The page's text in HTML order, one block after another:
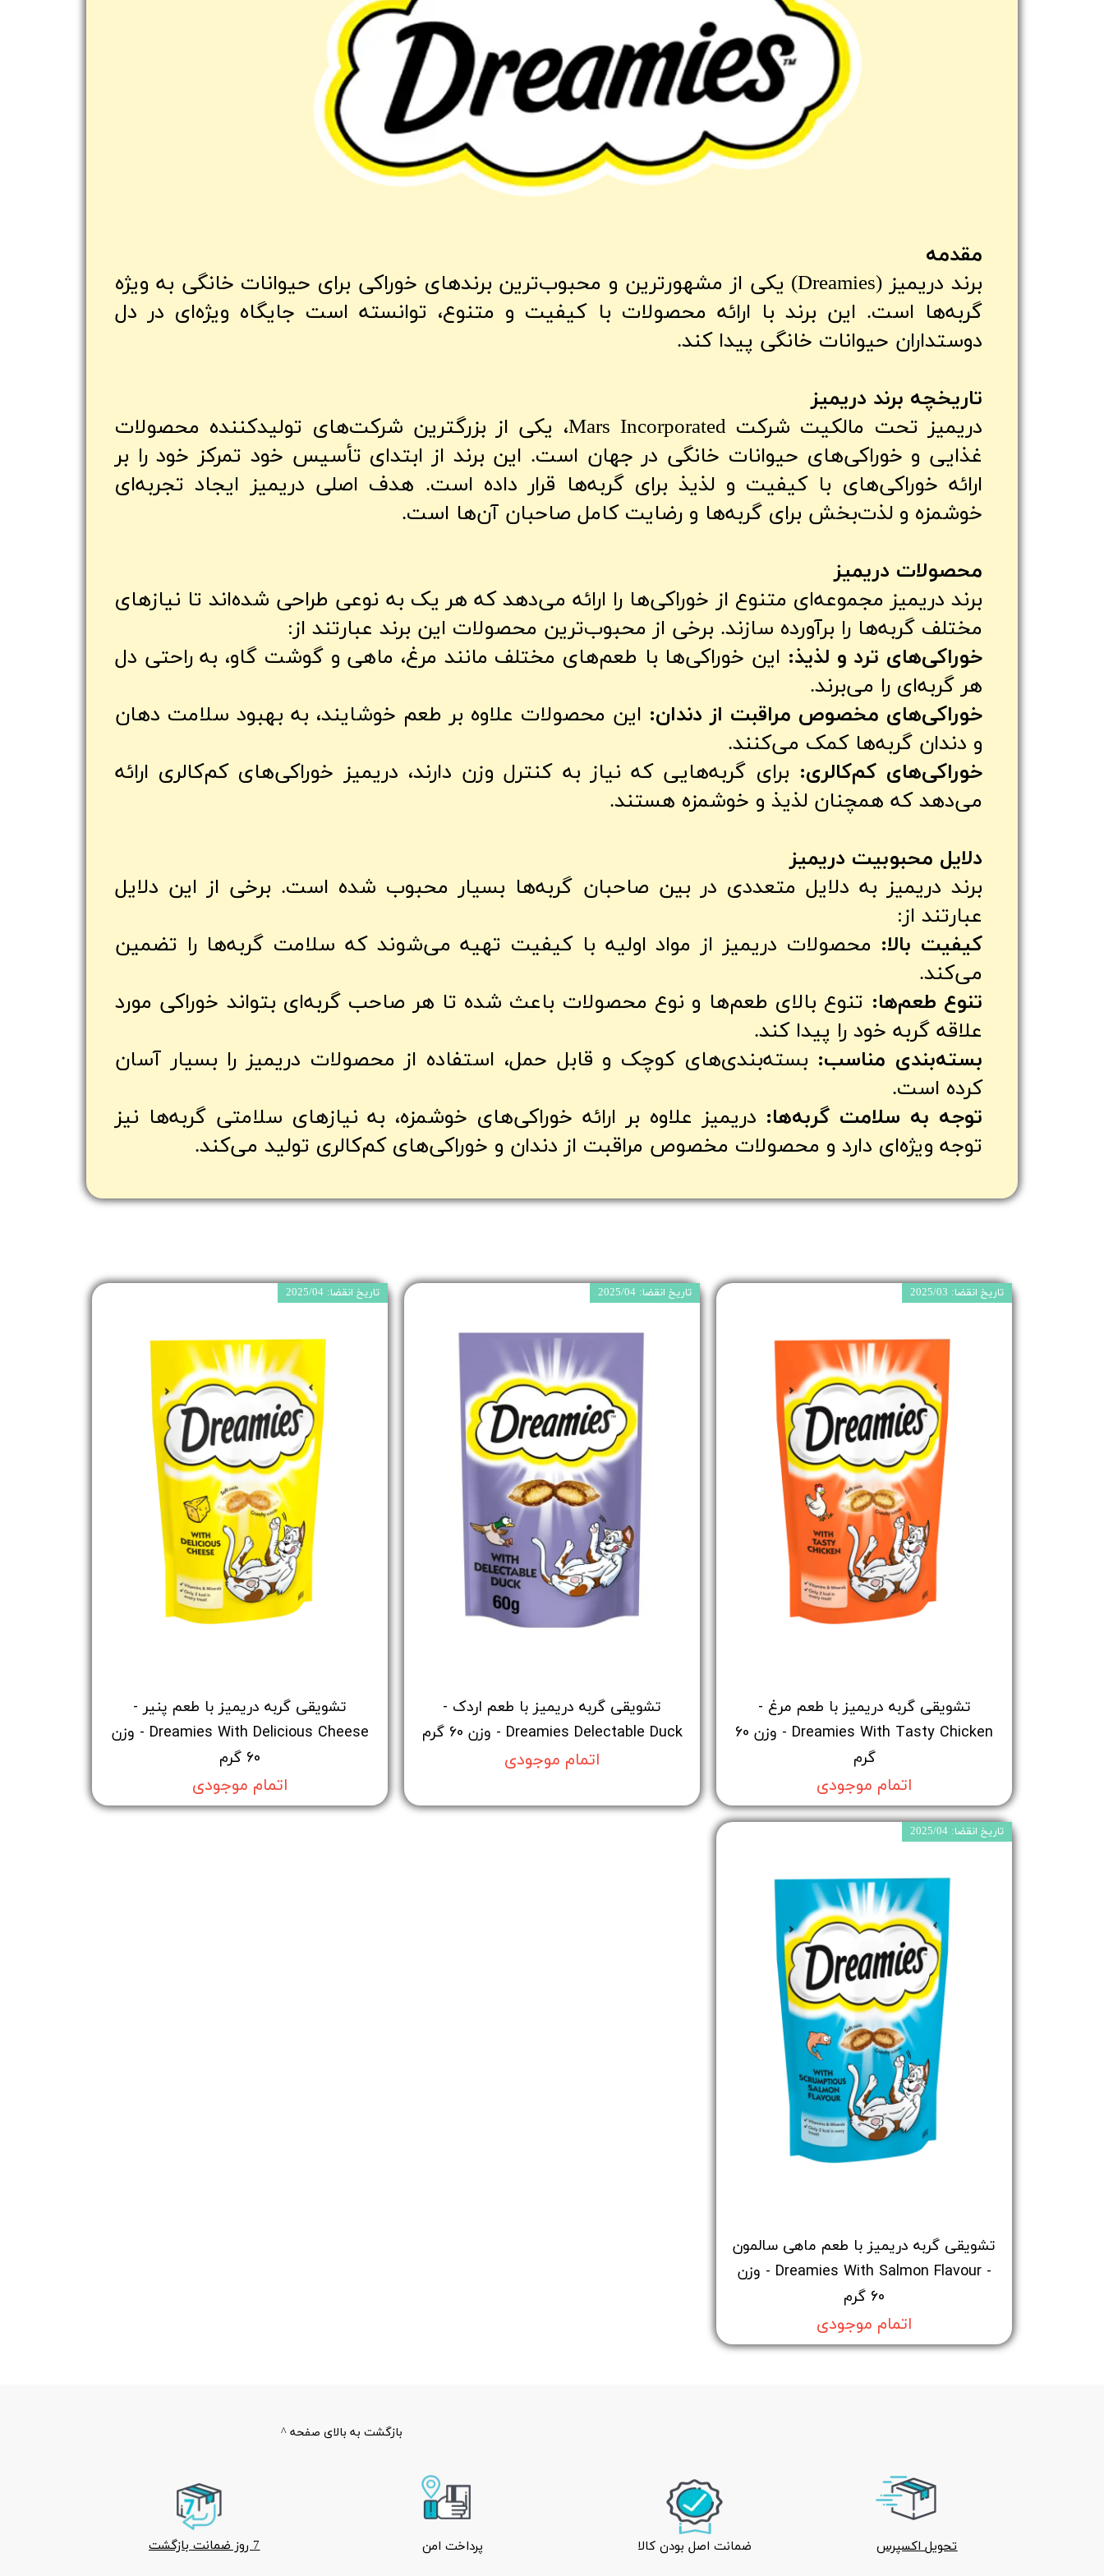
مقدمه
برند دریمیز (Dreamies) یکی از مشهورترین و محبوب‌ترین برندهای خوراکی برای حیوانات خانگی به ویژه
گربه‌ها است. این برند با ارائه محصولات با کیفیت و متنوع، توانسته است جایگاه ویژه‌ای در دل
دوستداران حیوانات خانگی پیدا کند.
تاریخچه برند دریمیز
دریمیز تحت مالکیت شرکت Mars Incorporated، یکی از بزرگترین شرکت‌های تولیدکننده محصولات
غذایی و خوراکی‌های حیوانات خانگی در جهان است. این برند از ابتدای تأسیس خود تمرکز خود را بر
ارائه خوراکی‌های با کیفیت و لذیذ برای گربه‌ها قرار داده است. هدف اصلی دریمیز ایجاد تجربه‌ای
خوشمزه و لذت‌بخش برای گربه‌ها و رضایت کامل صاحبان آن‌ها است.
محصولات دریمیز
برند دریمیز مجموعه‌ای متنوع از خوراکی‌ها را ارائه می‌دهد که هر یک به نوعی طراحی شده‌اند تا نیازهای
مختلف گربه‌ها را برآورده سازند. برخی از محبوب‌ترین محصولات این برند عبارتند از:
خوراکی‌های ترد و لذیذ: این خوراکی‌ها با طعم‌های مختلف مانند مرغ، ماهی و گوشت گاو، به راحتی دل
هر گربه‌ای را می‌برند.
خوراکی‌های مخصوص مراقبت از دندان: این محصولات علاوه بر طعم خوشایند، به بهبود سلامت دهان
و دندان گربه‌ها کمک می‌کنند.
خوراکی‌های کم‌کالری: برای گربه‌هایی که نیاز به کنترل وزن دارند، دریمیز خوراکی‌های کم‌کالری ارائه
می‌دهد که همچنان لذیذ و خوشمزه هستند.
دلایل محبوبیت دریمیز
برند دریمیز به دلایل متعددی در بین صاحبان گربه‌ها بسیار محبوب شده است. برخی از این دلایل
عبارتند از:
کیفیت بالا: محصولات دریمیز از مواد اولیه با کیفیت تهیه می‌شوند که سلامت گربه‌ها را تضمین
می‌کند.
تنوع طعم‌ها: تنوع بالای طعم‌ها و نوع محصولات باعث شده تا هر صاحب گربه‌ای بتواند خوراکی مورد
علاقه گربه خود را پیدا کند.
بسته‌بندی مناسب: بسته‌بندی‌های کوچک و قابل حمل، استفاده از محصولات دریمیز را بسیار آسان
کرده است.
توجه به سلامت گربه‌ها: دریمیز علاوه بر ارائه خوراکی‌های خوشمزه، به نیازهای سلامتی گربه‌ها نیز
توجه ویژه‌ای دارد و محصولات مخصوص مراقبت از دندان و خوراکی‌های کم‌کالری تولید می‌کند.
تشویقی گربه دریمیز با طعم مرغ -
Dreamies With Tasty Chicken - وزن 60
گرم
اتمام موجودی
تاریخ انقضا: 2025/03
تشویقی گربه دریمیز با طعم اردک -
Dreamies Delectable Duck - وزن 60 گرم
اتمام موجودی
تاریخ انقضا: 2025/04
تشویقی گربه دریمیز با طعم پنیر -
Dreamies With Delicious Cheese - وزن
60 گرم
اتمام موجودی
تاریخ انقضا: 2025/04
تشویقی گربه دریمیز با طعم ماهی سالمون
- Dreamies With Salmon Flavour - وزن
60 گرم
اتمام موجودی
تاریخ انقضا: 2025/04
تحویل اکسپرس ضمانت اصل بودن کالا پرداخت امن 7 روز ضمانت بازگشت
بازگشت به بالای صفحه ^